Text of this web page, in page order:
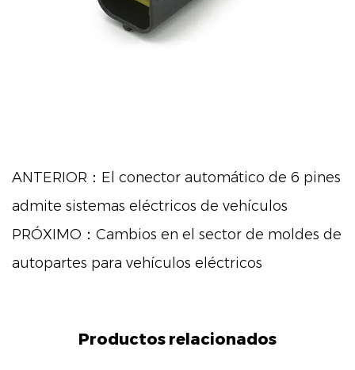
ANTERIOR：El conector automático de 6 pines
admite sistemas eléctricos de vehículos
PRÓXIMO：Cambios en el sector de moldes de
autopartes para vehículos eléctricos
Productos relacionados